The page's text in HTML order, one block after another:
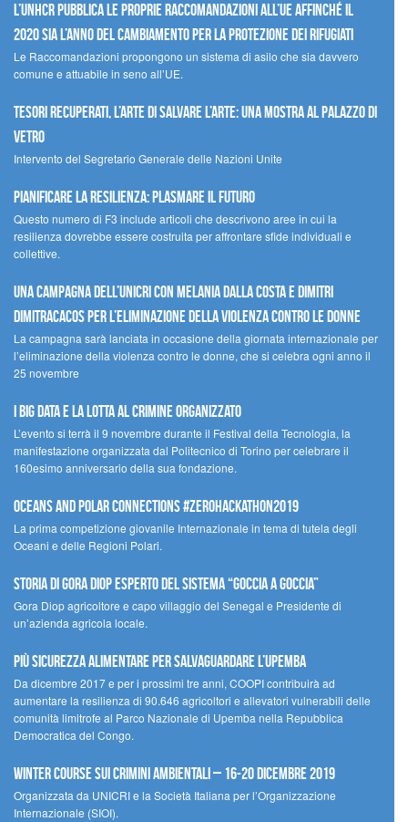
L’UNHCR pubblica le proprie raccomandazioni all’UE affinché il
2020 sia l’anno del cambiamento per la protezione dei rifugiati
Le Raccomandazioni propongono un sistema di asilo che sia davvero
comune e attuabile in seno all’UE.
Tesori recuperati, l’arte di salvare l’arte: una mostra al Palazzo di
Vetro
Intervento del Segretario Generale delle Nazioni Unite
Pianificare la resilienza: plasmare il futuro
Questo numero di F3 include articoli che descrivono aree in cui la
resilienza dovrebbe essere costruita per affrontare sfide individuali e
collettive.
Una campagna dell’UNICRI con Melania Dalla Costa e Dimitri
Dimitracacos per l’eliminazione della violenza contro le donne
La campagna sarà lanciata in occasione della giornata internazionale per
l’eliminazione della violenza contro le donne, che si celebra ogni anno il
25 novembre
I Big Data e la lotta al crimine organizzato
L’evento si terrà il 9 novembre durante il Festival della Tecnologia, la
manifestazione organizzata dal Politecnico di Torino per celebrare il
160esimo anniversario della sua fondazione.
Oceans and Polar Connections #ZEROHackathon2019
La prima competizione giovanile Internazionale in tema di tutela degli
Oceani e delle Regioni Polari.
STORIA DI GORA DIOP ESPERTO DEL SISTEMA “GOCCIA A GOCCIA”
Gora Diop agricoltore e capo villaggio del Senegal e Presidente di
un’azienda agricola locale.
Più sicurezza alimentare per salvaguardare l’Upemba
Da dicembre 2017 e per i prossimi tre anni, COOPI contribuirà ad
aumentare la resilienza di 90.646 agricoltori e allevatori vulnerabili delle
comunità limitrofe al Parco Nazionale di Upemba nella Repubblica
Democratica del Congo.
Winter Course sui Crimini Ambientali – 16-20 Dicembre 2019
Organizzata da UNICRI e la Società Italiana per l’Organizzazione
Internazionale (SIOI).